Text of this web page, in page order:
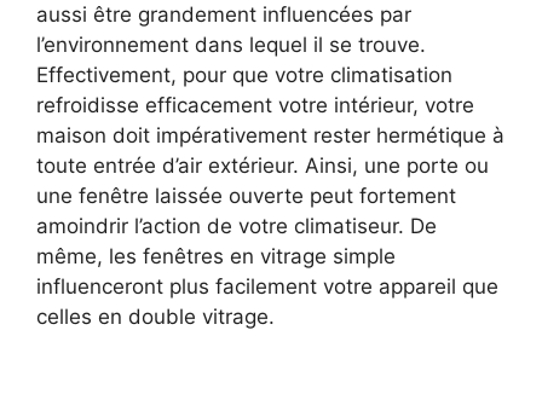
aussi être grandement influencées par
l’environnement dans lequel il se trouve.
Effectivement, pour que votre climatisation
refroidisse efficacement votre intérieur, votre
maison doit impérativement rester hermétique à
toute entrée d’air extérieur. Ainsi, une porte ou
une fenêtre laissée ouverte peut fortement
amoindrir l’action de votre climatiseur. De
même, les fenêtres en vitrage simple
influenceront plus facilement votre appareil que
celles en double vitrage.